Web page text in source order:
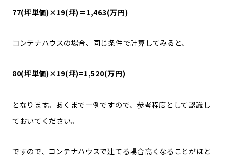
77(坪単価)×19(坪)＝1,463(万円)
コンテナハウスの場合、同じ条件で計算してみると、
80(坪単価)×19(坪)=1,520(万円)
となります。あくまで一例ですので、参考程度として認識し
ておいてください。
ですので、コンテナハウスで建てる場合高くなることがほと